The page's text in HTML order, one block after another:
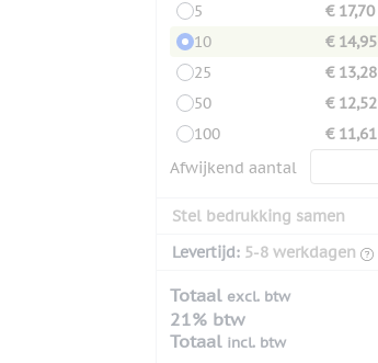
5
€ 17,70
10
€ 14,95
25
€ 13,28
50
€ 12,52
100
€ 11,61
Afwijkend aantal
Stel bedrukking samen
Levertijd: 5-8 werkdagen
Totaal excl. btw
21% btw
Totaal incl. btw